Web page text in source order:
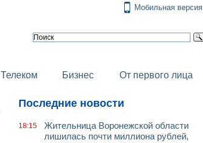
Мобильная версия
Телеком Бизнес От первого лица
Последние новости
18:15
Жительница Воронежской области
лишилась почти миллиона рублей,